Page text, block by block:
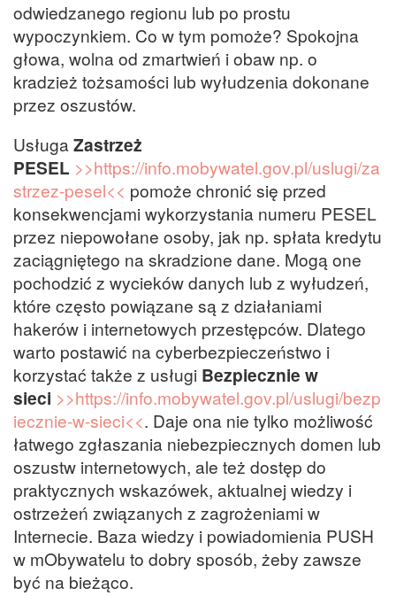
odwiedzanego regionu lub po prostu
wypoczynkiem. Co w tym pomoże? Spokojna
głowa, wolna od zmartwień i obaw np. o
kradzież tożsamości lub wyłudzenia dokonane
przez oszustów.
UsługaZastrzeż
PESEL >>https://info.mobywatel.gov.pl/uslugi/za
strzez-pesel<< pomoże chronić się przed
konsekwencjami wykorzystania numeru PESEL
przez niepowołane osoby, jak np. spłata kredytu
zaciągniętego na skradzione dane. Mogą one
pochodzić z wycieków danych lub z wyłudzeń,
które często powiązane są z działaniami
hakerów i internetowych przestępców. Dlatego
warto postawić na cyberbezpieczeństwo i
korzystać także z usługi Bezpiecznie w
sieci >>https://info.mobywatel.gov.pl/uslugi/bezp
iecznie-w-sieci<<. Daje ona nie tylko możliwość
łatwego zgłaszania niebezpiecznych domen lub
oszustw internetowych, ale też dostęp do
praktycznych wskazówek, aktualnej wiedzy i
ostrzeżeń związanych z zagrożeniami w
Internecie. Baza wiedzy i powiadomienia PUSH
w mObywatelu to dobry sposób, żeby zawsze
być na bieżąco.